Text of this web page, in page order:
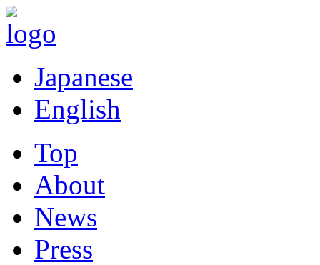
Japanese
English
Top
About
News
Press